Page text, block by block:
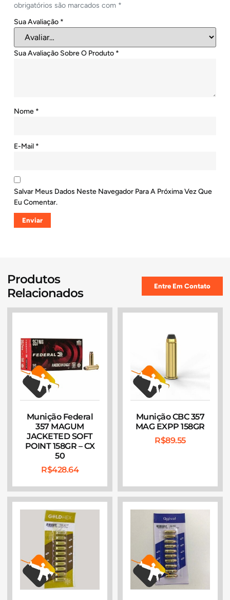
obrigatórios são marcados com *
Sua Avaliação *
Sua Avaliação Sobre O Produto *
Nome *
E-Mail *
Salvar Meus Dados Neste Navegador Para A Próxima Vez Que
Eu Comentar.
Produtos
Relacionados
Entre Em Contato
Munição Federal
357 MAGUM
JACKETED SOFT
POINT 158GR – CX
50
R$428.64
Munição CBC 357
MAG EXPP 158GR
R$89.55